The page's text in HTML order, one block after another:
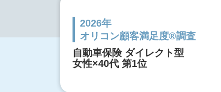
2026年
オリコン顧客満足度®調査
自動車保険 ダイレクト型
女性×40代 第1位